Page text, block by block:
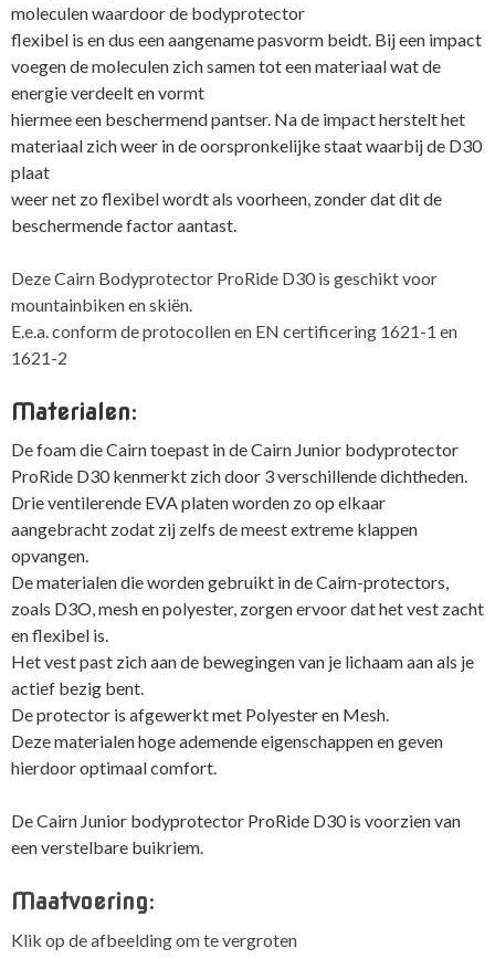
moleculen waardoor de bodyprotector
flexibel is en dus een aangename pasvorm beidt. Bij een impact
voegen de moleculen zich samen tot een materiaal wat de
energie verdeelt en vormt
hiermee een beschermend pantser. Na de impact herstelt het
materiaal zich weer in de oorspronkelijke staat waarbij de D30
plaat
weer net zo flexibel wordt als voorheen, zonder dat dit de
beschermende factor aantast.
Deze Cairn Bodyprotector ProRide D30 is geschikt voor
mountainbiken en skiën.
E.e.a. conform de protocollen en EN certificering 1621-1 en
1621-2
Materialen:
De foam die Cairn toepast in de Cairn Junior bodyprotector
ProRide D30 kenmerkt zich door 3 verschillende dichtheden.
Drie ventilerende EVA platen worden zo op elkaar
aangebracht zodat zij zelfs de meest extreme klappen
opvangen.
De materialen die worden gebruikt in de Cairn-protectors,
zoals D3O, mesh en polyester, zorgen ervoor dat het vest zacht
en flexibel is.
Het vest past zich aan de bewegingen van je lichaam aan als je
actief bezig bent.
De protector is afgewerkt met Polyester en Mesh.
Deze materialen hoge ademende eigenschappen en geven
hierdoor optimaal comfort.
De Cairn Junior bodyprotector ProRide D30 is voorzien van
een verstelbare buikriem.
Maatvoering:
Klik op de afbeelding om te vergroten